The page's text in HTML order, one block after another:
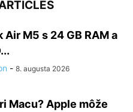
Air M5 s 24 GB RAM a
- 8. augusta 2026
Macu? Apple môže